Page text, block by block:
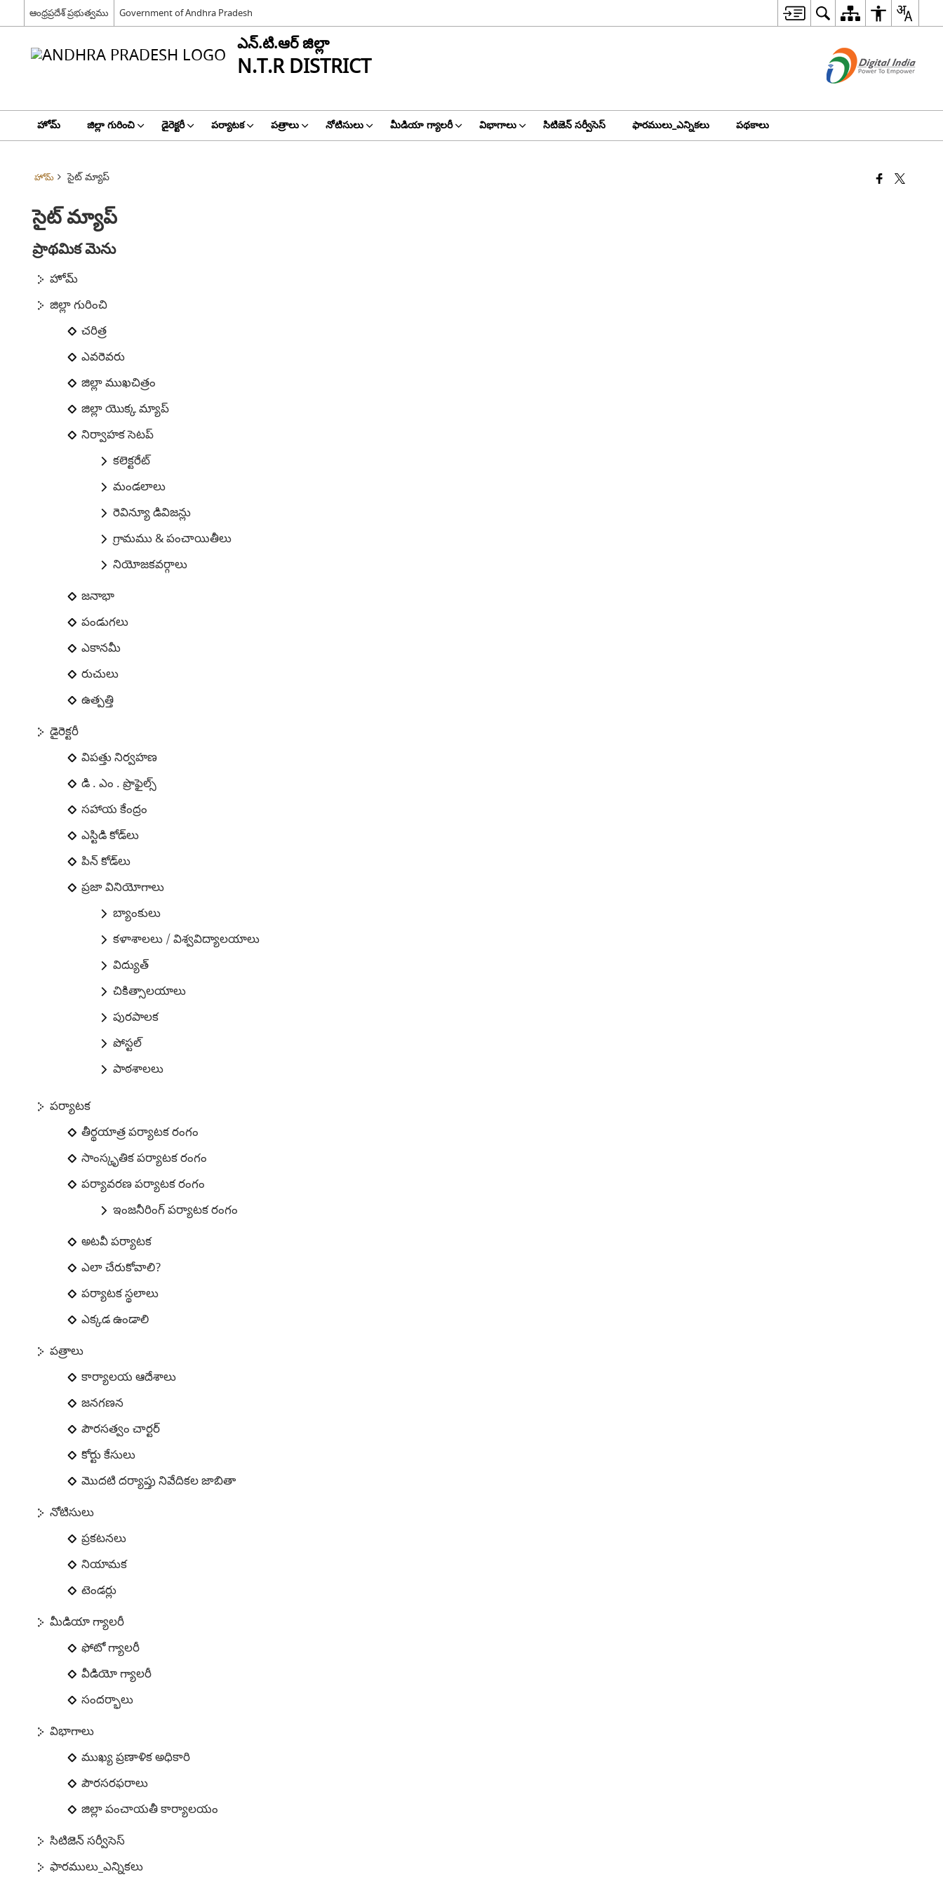
ఆంధ్రప్రదేశ్ ప్రభుత్వము Government of Andhra Pradesh
ఎన్.టి.ఆర్ జిల్లా
N.T.R DISTRICT
హోమ్ జిల్లా గురించి డైరెక్టరీ పర్యాటక పత్రాలు నోటిసులు మీడియా గ్యాలరీ విభాగాలు సిటిజెన్ సర్వీసెస్ ఫారములు_ఎన్నికలు పథకాలు
హోమ్ సైట్ మ్యాప్
సైట్ మ్యాప్
ప్రాథమిక మెను
హోమ్
జిల్లా గురించి
చరిత్ర
ఎవరెవరు
జిల్లా ముఖచిత్రం
జిల్లా యొక్క మ్యాప్
నిర్వాహక సెటప్
కలెక్టరేట్
మండలాలు
రెవిన్యూ డివిజన్లు
గ్రామము & పంచాయితీలు
నియోజకవర్గాలు
జనాభా
పండుగలు
ఎకానమీ
రుచులు
ఉత్పత్తి
డైరెక్టరీ
విపత్తు నిర్వహణ
డి . ఎం . ప్రొఫైల్స్
సహాయ కేంద్రం
ఎస్టిడి కోడ్‌లు
పిన్ కోడ్‌లు
ప్రజా వినియోగాలు
బ్యాంకులు
కళాశాలలు / విశ్వవిద్యాలయాలు
విద్యుత్
చికిత్సాలయాలు
పురపాలక
పోస్టల్
పాఠశాలలు
పర్యాటక
తీర్థయాత్ర పర్యాటక రంగం
సాంస్కృతిక పర్యాటక రంగం
పర్యావరణ పర్యాటక రంగం
ఇంజనీరింగ్ పర్యాటక రంగం
అటవీ పర్యాటక
ఎలా చేరుకోవాలి?
పర్యాటక స్థలాలు
ఎక్కడ ఉండాలి
పత్రాలు
కార్యాలయ ఆదేశాలు
జనగణన
పౌరసత్వం చార్టర్
కోర్టు కేసులు
మొదటి దర్యాప్తు నివేదికల జాబితా
నోటిసులు
ప్రకటనలు
నియామక
టెండర్లు
మీడియా గ్యాలరీ
ఫోటో గ్యాలరీ
వీడియో గ్యాలరీ
సందర్భాలు
విభాగాలు
ముఖ్య ప్రణాళిక అధికారి
పౌరసరఫరాలు
జిల్లా పంచాయతీ కార్యాలయం
సిటిజెన్ సర్వీసెస్
ఫారములు_ఎన్నికలు